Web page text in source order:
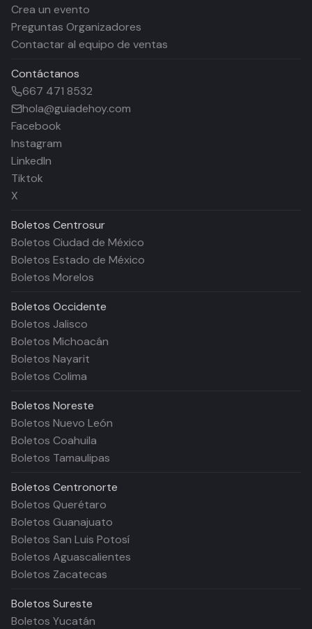
Crea un evento
Preguntas Organizadores
Contactar al equipo de ventas
Contáctanos
667 471 8532
hola@guiadehoy.com
Facebook
Instagram
LinkedIn
Tiktok
X
Boletos Centrosur
Boletos Ciudad de México
Boletos Estado de México
Boletos Morelos
Boletos Occidente
Boletos Jalisco
Boletos Michoacán
Boletos Nayarit
Boletos Colima
Boletos Noreste
Boletos Nuevo León
Boletos Coahuila
Boletos Tamaulipas
Boletos Centronorte
Boletos Querétaro
Boletos Guanajuato
Boletos San Luis Potosí
Boletos Aguascalientes
Boletos Zacatecas
Boletos Sureste
Boletos Yucatán